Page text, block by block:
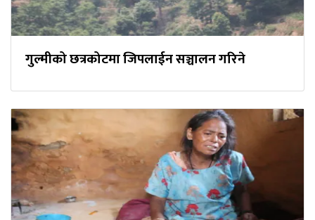
गुल्मीको छत्रकोटमा जिपलाईन सञ्चालन गरिने